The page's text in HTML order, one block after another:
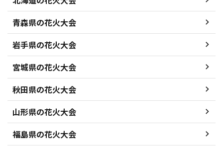
青森県の花火大会
岩手県の花火大会
宮城県の花火大会
秋田県の花火大会
山形県の花火大会
福島県の花火大会